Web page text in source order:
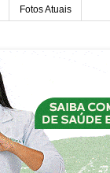
Fotos Atuais